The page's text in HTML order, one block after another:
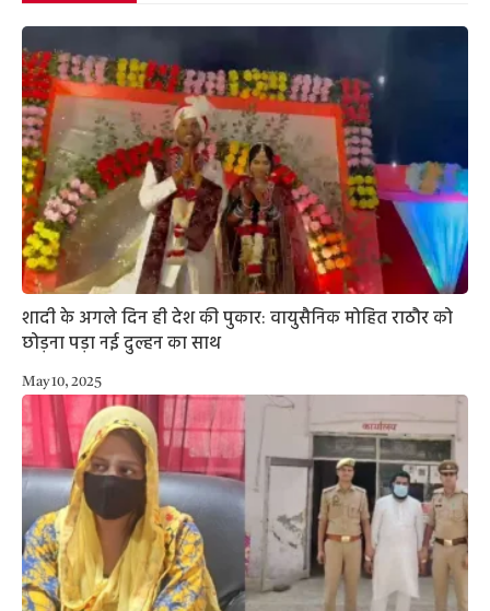
शादी के अगले दिन ही देश की पुकार: वायुसैनिक मोहित राठौर को
छोड़ना पड़ा नई दुल्हन का साथ
May 10, 2025